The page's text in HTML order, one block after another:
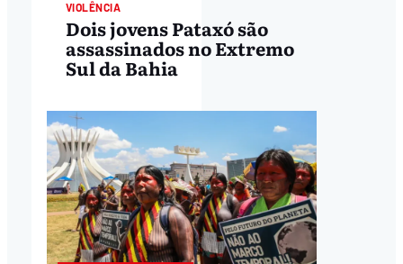
VIOLÊNCIA
Dois jovens Pataxó são
assassinados no Extremo
Sul da Bahia